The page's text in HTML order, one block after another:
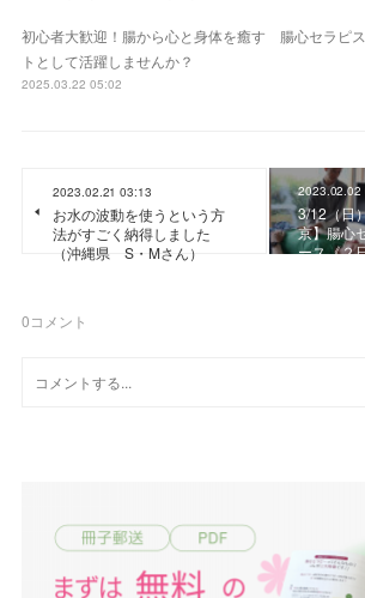
初心者大歓迎！腸から心と身体を癒す 腸心セラピス
トとして活躍しませんか？
2025.03.22 05:02
2023.02.21 03:13
お水の波動を使うという方
法がすごく納得しました
（沖縄県 S・Mさん）
2023.02.02
3/12（日
京】腸心
ース《２
0コメント